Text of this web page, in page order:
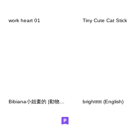
work heart 01
brighttttt (English)